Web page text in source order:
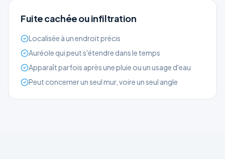
Fuite cachée ou infiltration
Localisée à un endroit précis
Auréole qui peut s'étendre dans le temps
Apparaît parfois après une pluie ou un usage d'eau
Peut concerner un seul mur, voire un seul angle